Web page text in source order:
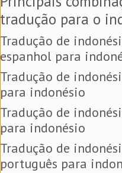
tradução para o
Tradução de
espanhol para
Tradução de
para indonésio
Tradução de
para indonésio
Tradução de
português para